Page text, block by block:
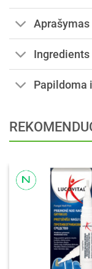
Aprašymas
Ingredients
Papildoma